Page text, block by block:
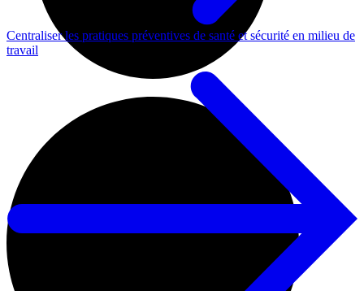
Centraliser les pratiques préventives de santé et sécurité en milieu de
travail